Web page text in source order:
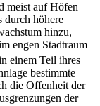
meist auf Höfen
durch höhere
hinzu,
engen Stadtraum
einem Teil ihres
bestimmte
die Offenheit der
der